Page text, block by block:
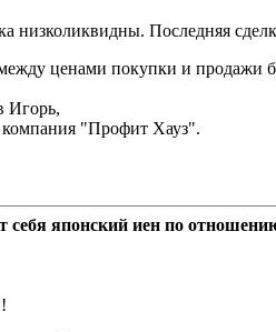
низколиквидны. Последняя
ценами покупки и продажи
Игорь,
компания "Профит Хауз".
себя японский иен по